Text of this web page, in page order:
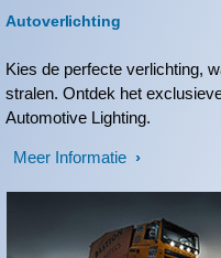
Autoverlichting
Kies de perfecte verlichting,
stralen. Ontdek het
Automotive Lighting.
Meer Informatie